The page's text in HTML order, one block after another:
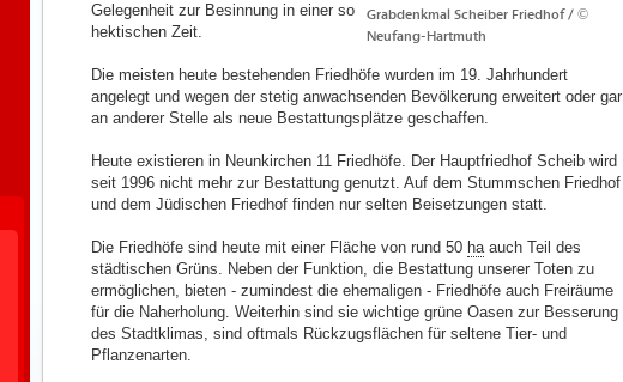
Grabdenkmal Scheiber Friedhof / ©
Neufang-Hartmuth
Gelegenheit zur Besinnung in einer so
hektischen Zeit.
Die meisten heute bestehenden Friedhöfe wurden im 19. Jahrhundert
angelegt und wegen der stetig anwachsenden Bevölkerung erweitert oder gar
an anderer Stelle als neue Bestattungsplätze geschaffen.
Heute existieren in Neunkirchen 11 Friedhöfe. Der Hauptfriedhof Scheib wird
seit 1996 nicht mehr zur Bestattung genutzt. Auf dem Stummschen Friedhof
und dem Jüdischen Friedhof finden nur selten Beisetzungen statt.
Die Friedhöfe sind heute mit einer Fläche von rund 50 haauch Teil des
städtischen Grüns. Neben der Funktion, die Bestattung unserer Toten zu
ermöglichen, bieten - zumindest die ehemaligen - Friedhöfe auch Freiräume
für die Naherholung. Weiterhin sind sie wichtige grüne Oasen zur Besserung
des Stadtklimas, sind oftmals Rückzugsflächen für seltene Tier- und
Pflanzenarten.